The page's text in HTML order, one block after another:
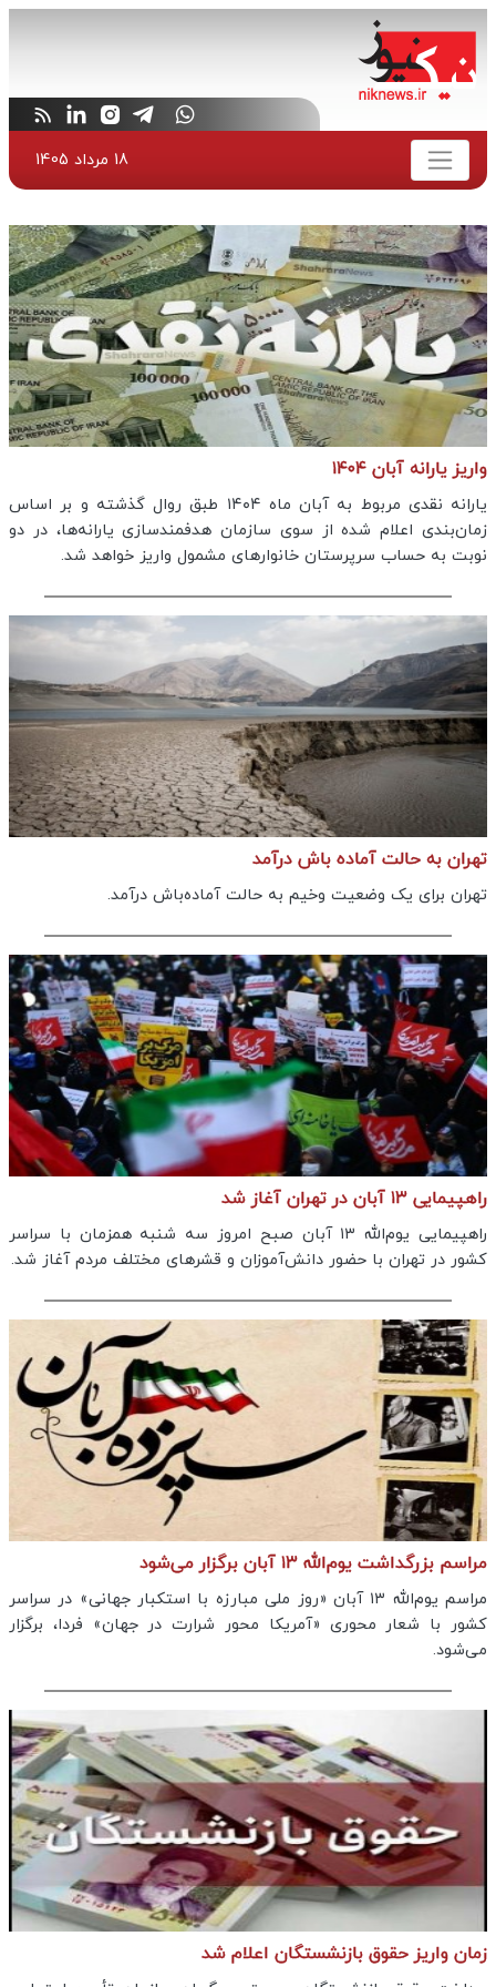
18 مرداد 1405
واریز یارانه آبان ۱۴۰۴
یارانه نقدی مربوط به آبان ماه ۱۴۰۴ طبق روال گذشته و بر اساس
زمان‌بندی اعلام شده از سوی سازمان هدفمندسازی یارانه‌ها، در دو
نوبت به حساب سرپرستان خانوارهای مشمول واریز خواهد شد.
تهران به حالت آماده باش درآمد
تهران برای یک وضعیت وخیم به حالت آماده‌باش درآمد.
راهپیمایی ۱۳ آبان در تهران آغاز شد
راهپیمایی یوم‌الله ۱۳ آبان صبح امروز سه شنبه همزمان با سراسر
کشور در تهران با حضور دانش‌آموزان و قشرهای مختلف مردم آغاز شد.
مراسم بزرگداشت یوم‌الله ۱۳ آبان برگزار می‌شود
مراسم یوم‌الله ۱۳ آبان «روز ملی مبارزه با استکبار جهانی» در سراسر
کشور با شعار محوری «آمریکا محور شرارت در جهان» فردا، برگزار
می‌شود.
زمان واریز حقوق بازنشستگان اعلام شد